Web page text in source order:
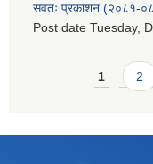
सवतः प्रकाशन (२०८१-
Post date Tuesday,
Pages1 2